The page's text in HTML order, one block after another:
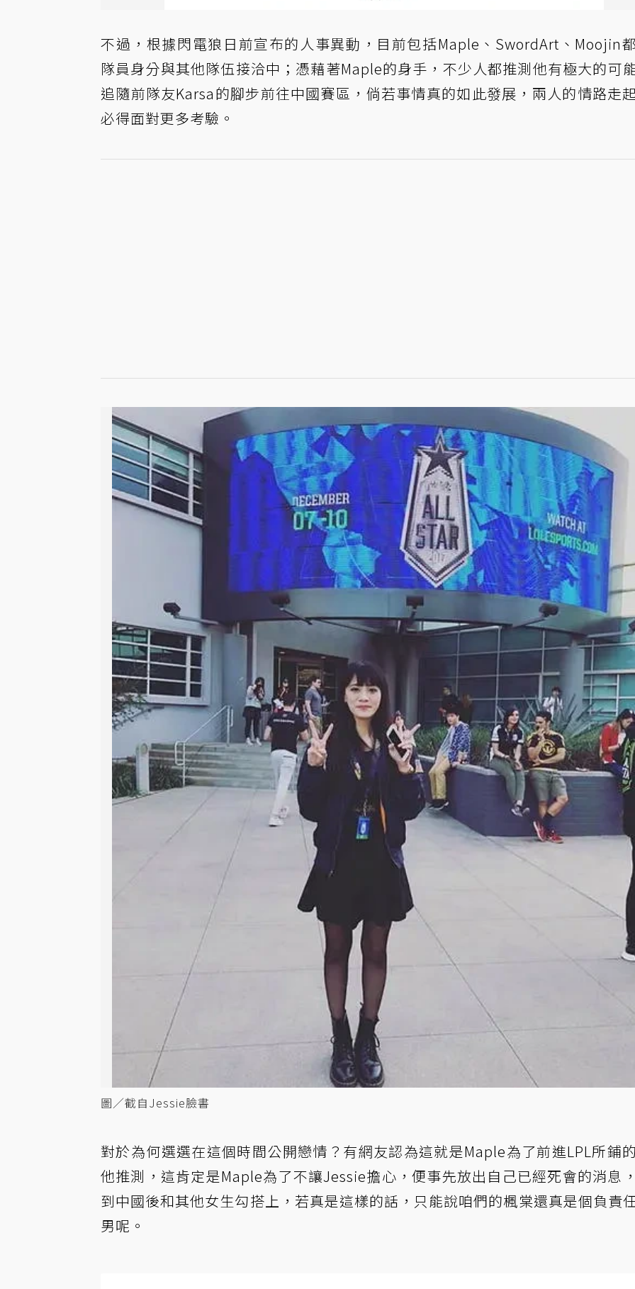
不過，根據閃電狼日前宣布的人事異動，目前包括Maple、SwordArt、Moojin
隊員身分與其他隊伍接洽中；憑藉著Maple的身手，不少人都推測他有極大的可
追隨前隊友Karsa的腳步前往中國賽區，倘若事情真的如此發展，兩人的情路走
必得面對更多考驗。
圖／截自Jessie臉書
對於為何選選在這個時間公開戀情？有網友認為這就是Maple為了前進LPL所鋪
他推測，這肯定是Maple為了不讓Jessie擔心，便事先放出自己已經死會的消息
到中國後和其他女生勾搭上，若真是這樣的話，只能說咱們的楓棠還真是個負責
男呢。